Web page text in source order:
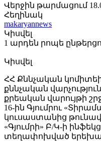
Վերջին թարմացում
Հեղինակ
makaryannews
Կիսվել
1 արդեն րոպե
Կիսվել
ՀՀ Քննչական
քննչական
քրեական վարույթի
16-ին Գյումրու
կուսաստանից
«Գյումրի» Բ/Կ-ի
տեղափոխված